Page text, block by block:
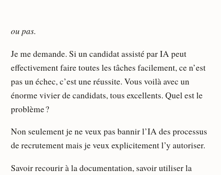
ou pas.
Je me demande. Si un candidat assisté par IA peut
effectivement faire toutes les tâches facilement, ce n’est
pas un échec, c’est une réussite. Vous voilà avec un
énorme vivier de candidats, tous excellents. Quel est le
problème ?
Non seulement je ne veux pas bannir l’IA des processus
de recrutement mais je veux explicitement l’y autoriser.
Savoir recourir à la documentation, savoir utiliser la